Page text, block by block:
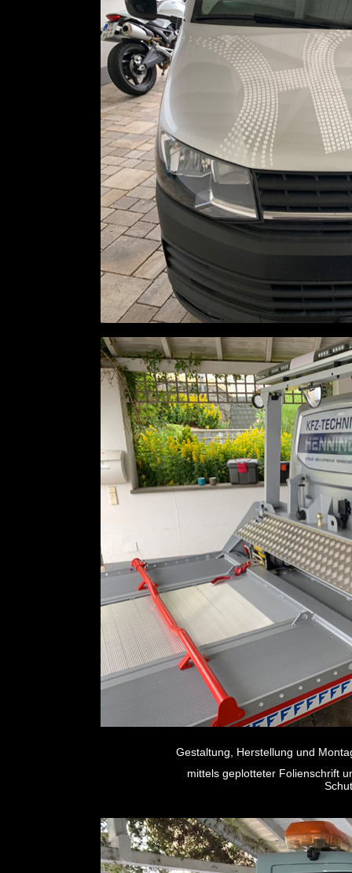
Gestaltung, Herstellung und
mittels geplotteter Folienschrift